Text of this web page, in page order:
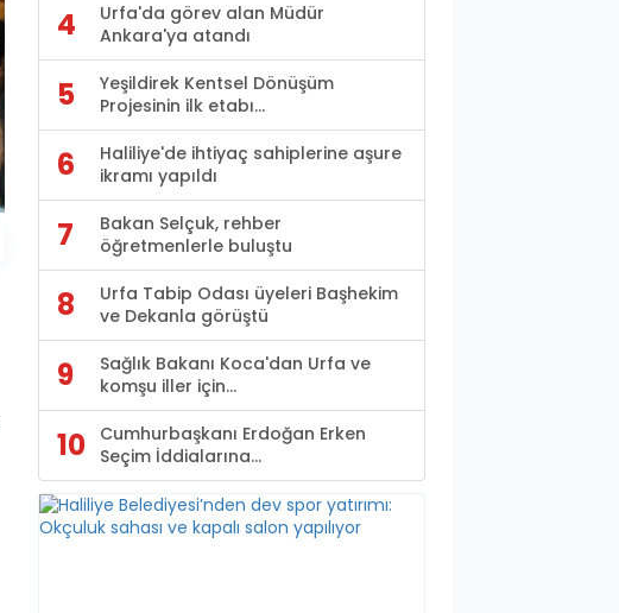
4
Urfa'da görev alan Müdür
Ankara'ya atandı
5
Yeşildirek Kentsel Dönüşüm
Projesinin ilk etabı...
6
Haliliye'de ihtiyaç sahiplerine aşure
ikramı yapıldı
7
Bakan Selçuk, rehber
öğretmenlerle buluştu
8
Urfa Tabip Odası üyeleri Başhekim
ve Dekanla görüştü
9
Sağlık Bakanı Koca'dan Urfa ve
komşu iller için...
10
Cumhurbaşkanı Erdoğan Erken
Seçim İddialarına...